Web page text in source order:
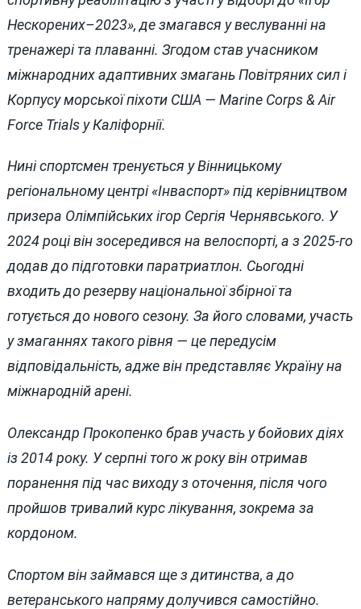
Нескорених–2023», де змагався у веслуванні на
тренажері та плаванні. Згодом став учасником
міжнародних адаптивних змагань Повітряних сил і
Корпусу морської піхоти США — Marine Corps & Air
Force Trials у Каліфорнії.
Нині спортсмен тренується у Вінницькому
регіональному центрі «Інваспорт» під керівництвом
призера Олімпійських ігор Сергія Чернявського. У
2024 році він зосередився на велоспорті, а з 2025-го
додав до підготовки паратриатлон. Сьогодні
входить до резерву національної збірної та
готується до нового сезону. За його словами, участь
у змаганнях такого рівня — це передусім
відповідальність, адже він представляє Україну на
міжнародній арені.
Олександр Прокопенко брав участь у бойових діях
із 2014 року. У серпні того ж року він отримав
поранення під час виходу з оточення, після чого
пройшов тривалий курс лікування, зокрема за
кордоном.
Спортом він займався ще з дитинства, а до
ветеранського напряму долучився самостійно.